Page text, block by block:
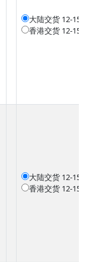
大陆交货 12-15
香港交货 12-15
大陆交货 12-15
香港交货 12-15